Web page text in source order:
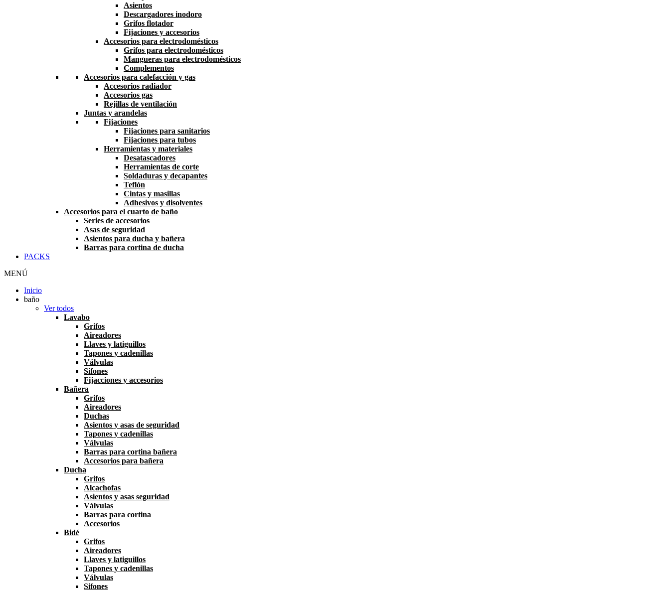
Asientos
Descargadores inodoro
Grifos flotador
Fijaciones y accesorios
Accesorios para electrodomésticos
Grifos para electrodomésticos
Mangueras para electrodomésticos
Complementos
Accesorios para calefacción y gas
Accesorios radiador
Accesorios gas
Rejillas de ventilación
Juntas y arandelas
Fijaciones
Fijaciones para sanitarios
Fijaciones para tubos
Herramientas y materiales
Desatascadores
Herramientas de corte
Soldaduras y decapantes
Teflón
Cintas y masillas
Adhesivos y disolventes
Accesorios para el cuarto de baño
Series de accesorios
Asas de seguridad
Asientos para ducha y bañera
Barras para cortina de ducha
PACKS
MENÚ
Inicio
baño
Ver todos
Lavabo
Grifos
Aireadores
Llaves y latiguillos
Tapones y cadenillas
Válvulas
Sifones
Fijacciones y accesorios
Bañera
Grifos
Aireadores
Duchas
Asientos y asas de seguridad
Tapones y cadenillas
Válvulas
Barras para cortina bañera
Accesorios para bañera
Ducha
Grifos
Alcachofas
Asientos y asas seguridad
Válvulas
Barras para cortina
Accesorios
Bidé
Grifos
Aireadores
Llaves y latiguillos
Tapones y cadenillas
Válvulas
Sifones